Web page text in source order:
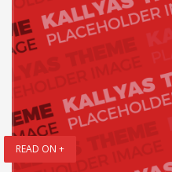
READ ON +